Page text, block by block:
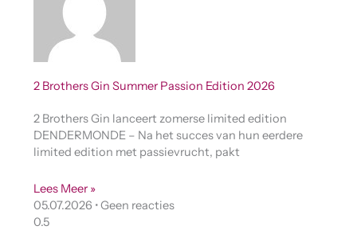
2 Brothers Gin Summer Passion Edition 2026
2 Brothers Gin lanceert zomerse limited edition
DENDERMONDE – Na het succes van hun eerdere
limited edition met passievrucht, pakt
Lees Meer »
05.07.2026
Geen reacties